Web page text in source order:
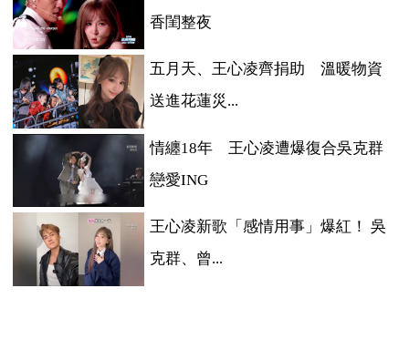
香閨整夜
五月天、王心凌齊捐助 溫暖物資
送進花蓮災...
情纏18年 王心凌遭爆復合吳克群
戀愛ING
王心凌新歌「感情用事」爆紅！ 吳
克群、曾...